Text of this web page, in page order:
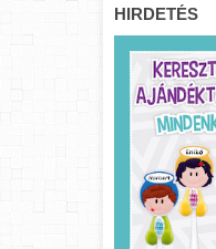
HIRDETÉS